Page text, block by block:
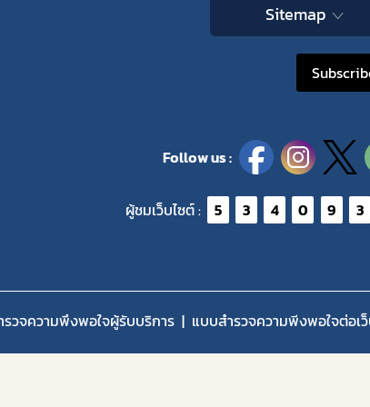
Sitemap
Follow us :
ผู้ชมเว็บไซต์ : 5 3 4 0 9 3
วจความพึงพอใจผู้รับบริการ แบบสำรวจความพีงพอใจต่อเ